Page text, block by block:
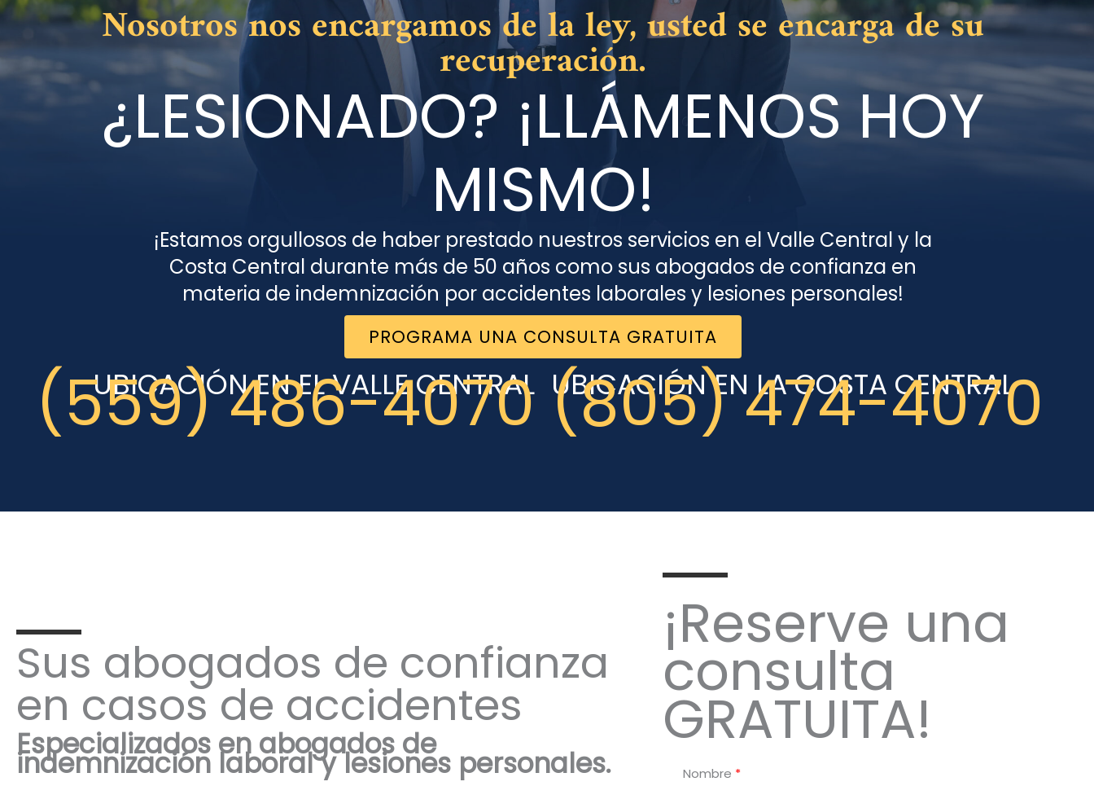
Nosotros nos encargamos de la ley, usted se encarga de su
recuperación.
¿LESIONADO? ¡LLÁMENOS HOY
MISMO!
¡Estamos orgullosos de haber prestado nuestros servicios en el Valle Central y la
Costa Central durante más de 50 años como sus abogados de confianza en
materia de indemnización por accidentes laborales y lesiones personales!
PROGRAMA UNA CONSULTA GRATUITA
UBICACIÓN EN EL VALLE CENTRAL
(559) 486-4070 UBICACIÓN EN LA COSTA CENTRAL
(805) 474-4070
Sus abogados de confianza
en casos de accidentes
Especializados en abogados de
indemnización laboral y lesiones personales.
¡Reserve una
consulta
GRATUITA!
Nombre